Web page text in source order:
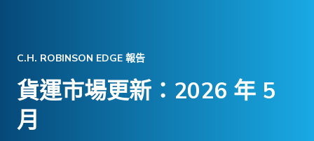
C.H. ROBINSON EDGE 報告
貨運市場更新：2026 年 5
月